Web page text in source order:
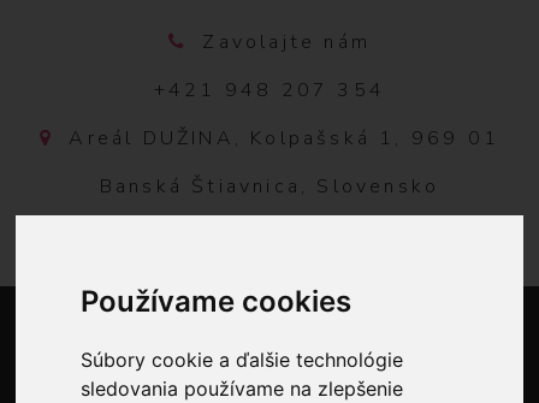
Používame cookies
Súbory cookie a ďalšie technológie
sledovania používame na zlepšenie
Zavolajte nám
+421 948 207 354
Areál DUŽINA, Kolpašská 1, 969 01
Banská Štiavnica, Slovensko